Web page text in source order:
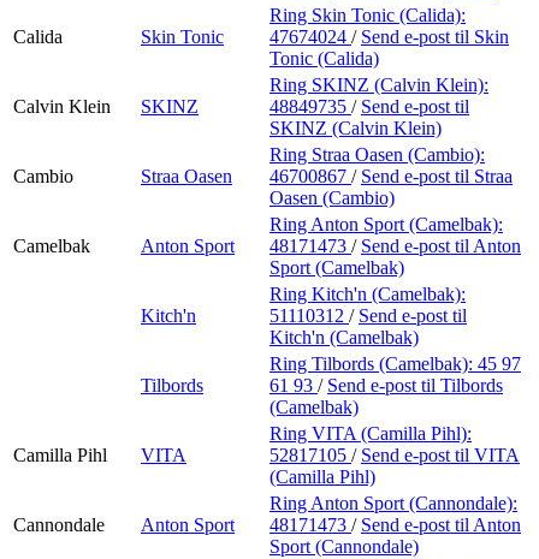
Calida Skin Tonic
Ring Skin Tonic (Calida):
47674024 / Send e-post til Skin
Tonic (Calida)
Calvin Klein SKINZ
Ring SKINZ (Calvin Klein):
48849735 / Send e-post til
SKINZ (Calvin Klein)
Cambio Straa Oasen
Ring Straa Oasen (Cambio):
46700867 / Send e-post til Straa
Oasen (Cambio)
Camelbak Anton Sport
Ring Anton Sport (Camelbak):
48171473 / Send e-post til Anton
Sport (Camelbak)
Kitch'n
Ring Kitch'n (Camelbak):
51110312 / Send e-post til
Kitch'n (Camelbak)
Tilbords
Ring Tilbords (Camelbak): 45 97
61 93 / Send e-post til Tilbords
(Camelbak)
Camilla Pihl VITA
Ring VITA (Camilla Pihl):
52817105 / Send e-post til VITA
(Camilla Pihl)
Cannondale Anton Sport
Ring Anton Sport (Cannondale):
48171473 / Send e-post til Anton
Sport (Cannondale)